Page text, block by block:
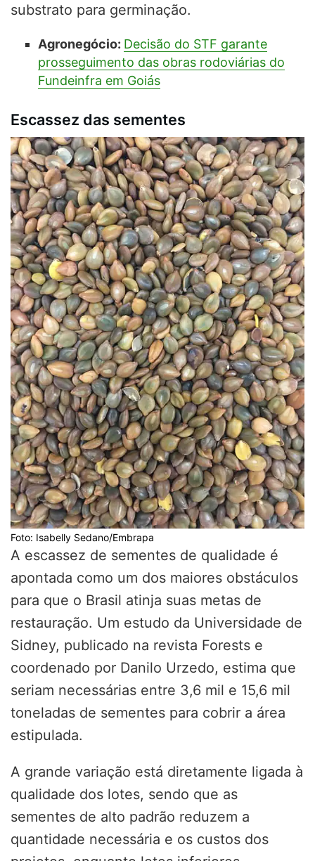
substrato para germinação.
Agronegócio: Decisão do STF garante
prosseguimento das obras rodoviárias do
Fundeinfra em Goiás
Escassez das sementes
Foto: Isabelly Sedano/Embrapa
A escassez de sementes de qualidade é
apontada como um dos maiores obstáculos
para que o Brasil atinja suas metas de
restauração. Um estudo da Universidade de
Sidney, publicado na revista Forests e
coordenado por Danilo Urzedo, estima que
seriam necessárias entre 3,6 mil e 15,6 mil
toneladas de sementes para cobrir a área
estipulada.
A grande variação está diretamente ligada à
qualidade dos lotes, sendo que as
sementes de alto padrão reduzem a
quantidade necessária e os custos dos